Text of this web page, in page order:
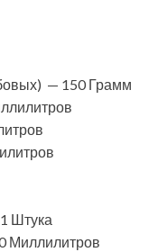
— 150 Грамм
Штука
Миллилитров